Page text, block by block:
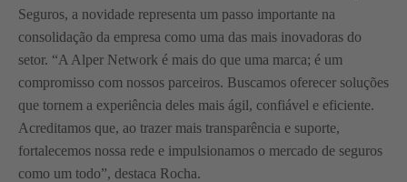
Seguros, a novidade representa um passo importante na
consolidação da empresa como uma das mais inovadoras do
setor. “A Alper Network é mais do que uma marca; é um
compromisso com nossos parceiros. Buscamos oferecer soluções
que tornem a experiência deles mais ágil, confiável e eficiente.
Acreditamos que, ao trazer mais transparência e suporte,
fortalecemos nossa rede e impulsionamos o mercado de seguros
como um todo”, destaca Rocha.